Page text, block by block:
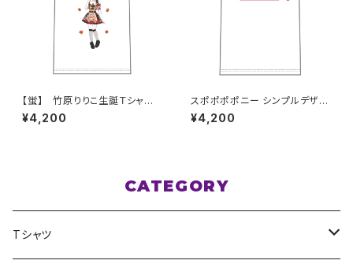
【蛍】 竹原りりこ生誕Ｔシャツ
XXL〜XXXLサイズ
¥4,200
スポポポポニー シンプルデザイ
ン ロゴ ドライTシャツver LL〜
3L
¥4,200
CATEGORY
Tシャツ